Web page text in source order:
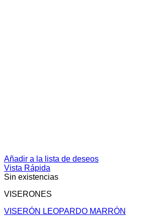
Añadir a la lista de deseos
Vista Rápida
Sin existencias
VISERONES
VISERÓN LEOPARDO MARRÓN